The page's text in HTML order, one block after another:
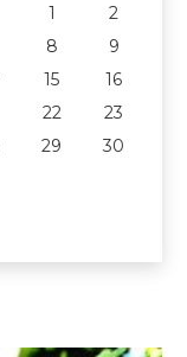
1
2
8
9
15
16
22
23
29
30